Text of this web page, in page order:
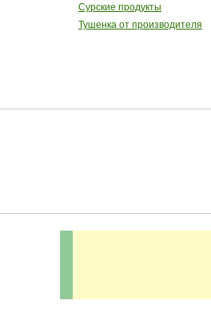
Сурские продукты
Тушенка от производителя